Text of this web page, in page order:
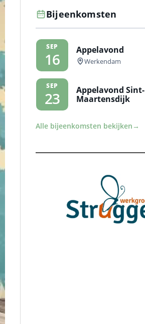
Bijeenkomsten
SEP
16
Appelavond
Werkendam
SEP
23
Appelavond Sint-
Maartensdijk
Alle bijeenkomsten bekijken →